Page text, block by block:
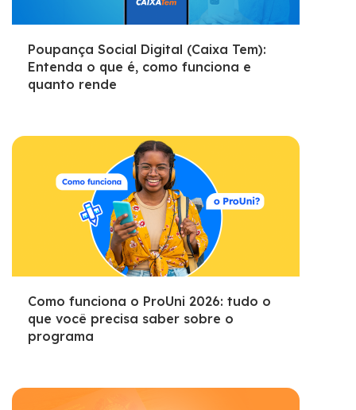
Poupança Social Digital (Caixa Tem):
Entenda o que é, como funciona e
quanto rende
Como funciona o ProUni 2026: tudo o
que você precisa saber sobre o
programa